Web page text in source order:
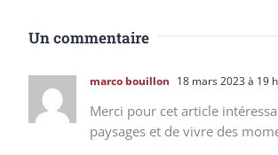
Un commentaire
marco bouillon 18 mars 2023 à 19
Merci pour cet article
paysages et de vivre des